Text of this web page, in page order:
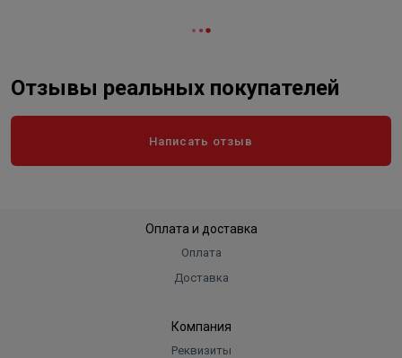
Отзывы реальных покупателей
Написать отзыв
Оплата и доставка
Оплата
Доставка
Компания
Реквизиты